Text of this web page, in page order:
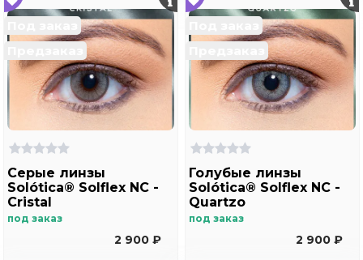
Серые линзы
Solótica® Solflex NC -
Cristal
под заказ
2 900 ₽
Голубые линзы
Solótica® Solflex NC -
Quartzo
под заказ
2 900 ₽